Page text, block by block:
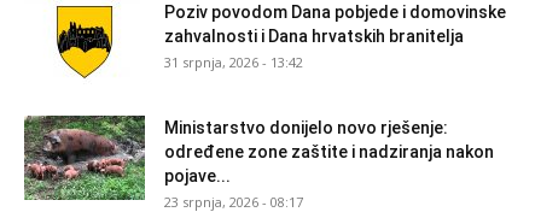
Poziv povodom Dana pobjede i domovinske
zahvalnosti i Dana hrvatskih branitelja
31 srpnja, 2026 - 13:42
Ministarstvo donijelo novo rješenje:
određene zone zaštite i nadziranja nakon
pojave...
23 srpnja, 2026 - 08:17